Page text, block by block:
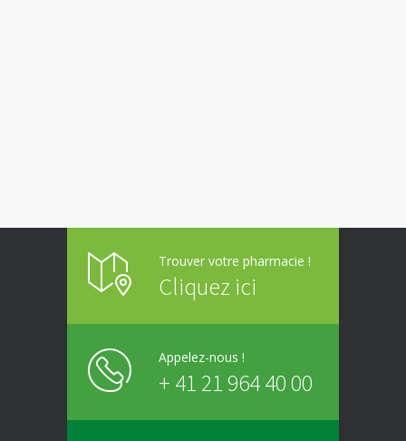
Trouver votre pharmacie !
Cliquez ici
Appelez-nous !
+ 41 21 964 40 00